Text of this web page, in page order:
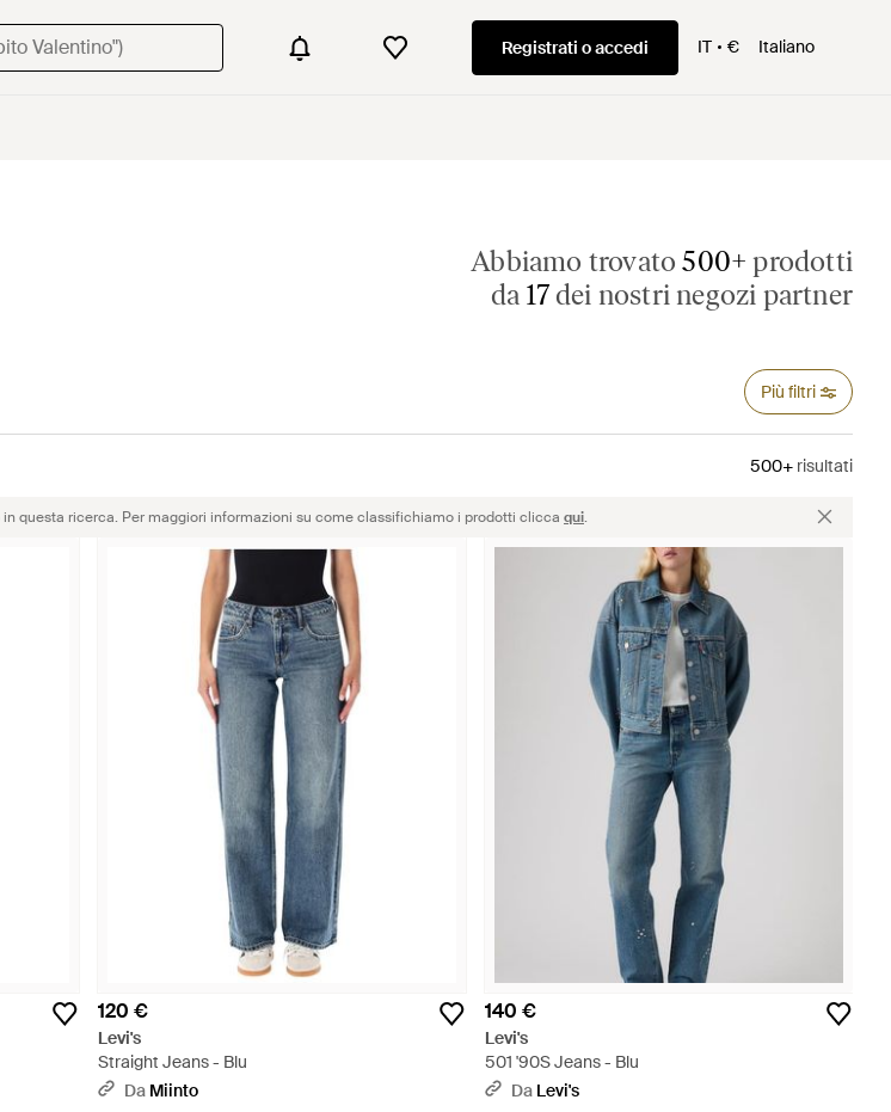
Registrati o accedi IT € Italiano
Abbiamo trovato500+ prodotti
da 17 dei nostri negozi partner
Più filtri
500+ risultati
questa ricerca. Per maggiori informazioni su come classifichiamo i prodotti clicca qui.
120 €
Levi's
Straight Jeans - Blu
Da Miinto
140 €
Levi's
501 '90S Jeans - Blu
Da Levi's